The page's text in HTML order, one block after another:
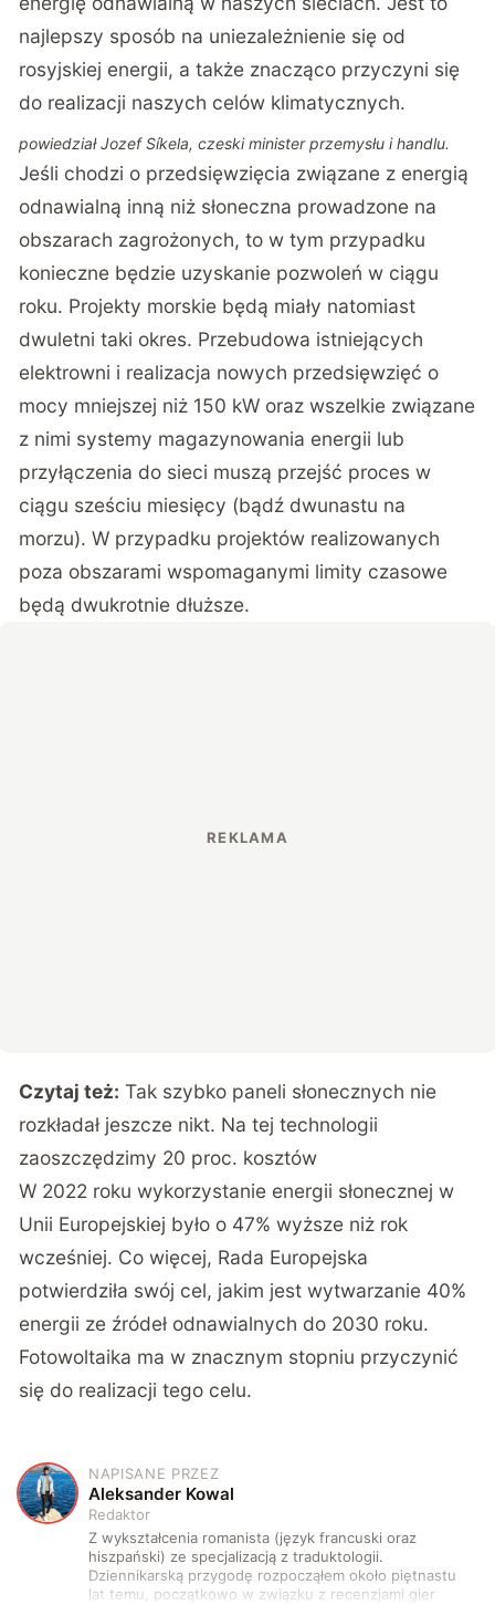
najlepszy sposób na uniezależnienie się od
rosyjskiej energii, a także znacząco przyczyni się
do realizacji naszych celów klimatycznych.
powiedział Jozef Síkela, czeski minister przemysłu i handlu.
Jeśli chodzi o przedsięwzięcia związane z energią
odnawialną inną niż słoneczna prowadzone na
obszarach zagrożonych, to w tym przypadku
konieczne będzie uzyskanie pozwoleń w ciągu
roku. Projekty morskie będą miały natomiast
dwuletni taki okres. Przebudowa istniejących
elektrowni i realizacja nowych przedsięwzięć o
mocy mniejszej niż 150 kW oraz wszelkie związane
z nimi systemy magazynowania energii lub
przyłączenia do sieci muszą przejść proces w
ciągu sześciu miesięcy (bądź dwunastu na
morzu). W przypadku projektów realizowanych
poza obszarami wspomaganymi limity czasowe
będą dwukrotnie dłuższe.
Czytaj też: Tak szybko paneli słonecznych nie
rozkładał jeszcze nikt. Na tej technologii
zaoszczędzimy 20 proc. kosztów
W 2022 roku wykorzystanie energii słonecznej w
Unii Europejskiej było o 47% wyższe niż rok
wcześniej. Co więcej, Rada Europejska
potwierdziła swój cel, jakim jest wytwarzanie 40%
energii ze źródeł odnawialnych do 2030 roku.
Fotowoltaika ma w znacznym stopniu przyczynić
się do realizacji tego celu.
A
NAPISANE PRZEZ
Aleksander Kowal
Redaktor
Z wykształcenia romanista (język francuski oraz
hiszpański) ze specjalizacją z traduktologii.
Dziennikarską przygodę rozpocząłem około piętnastu
lat temu, początkowo w związku z recenzjami gier